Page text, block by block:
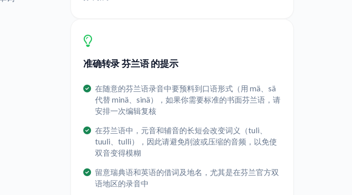
准确转录 芬兰语 的提示
在随意的芬兰语录音中要预料到口语形式（用 mä、sä
代替 minä、sinä），如果你需要标准的书面芬兰语，请
安排一次编辑复核
在芬兰语中，元音和辅音的长短会改变词义（tuli、
tuuli、tulli），因此请避免削波或压缩的音频，以免使
双音变得模糊
留意瑞典语和英语的借词及地名，尤其是在芬兰官方双
语地区的录音中